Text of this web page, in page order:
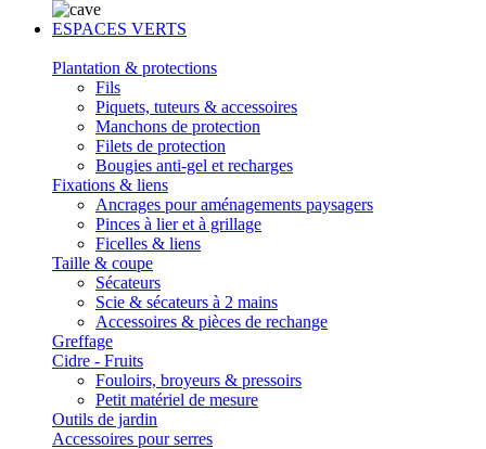
ESPACES VERTS
Plantation & protections
Fils
Piquets, tuteurs & accessoires
Manchons de protection
Filets de protection
Bougies anti-gel et recharges
Fixations & liens
Ancrages pour aménagements paysagers
Pinces à lier et à grillage
Ficelles & liens
Taille & coupe
Sécateurs
Scie & sécateurs à 2 mains
Accessoires & pièces de rechange
Greffage
Cidre - Fruits
Fouloirs, broyeurs & pressoirs
Petit matériel de mesure
Outils de jardin
Accessoires pour serres